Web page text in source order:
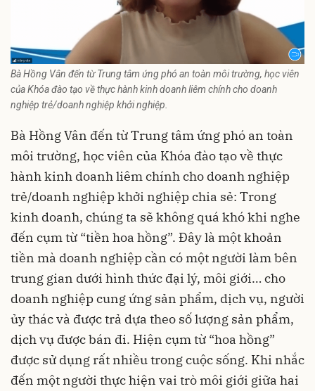
Bà Hồng Vân đến từ Trung tâm ứng phó an toàn môi trường, học viên
của Khóa đào tạo về thực hành kinh doanh liêm chính cho doanh
nghiệp trẻ/doanh nghiệp khởi nghiệp.
Bà Hồng Vân đến từ Trung tâm ứng phó an toàn
môi trường, học viên của Khóa đào tạo về thực
hành kinh doanh liêm chính cho doanh nghiệp
trẻ/doanh nghiệp khởi nghiệp chia sẻ: Trong
kinh doanh, chúng ta sẽ không quá khó khi nghe
đến cụm từ “tiền hoa hồng”. Đây là một khoản
tiền mà doanh nghiệp cần có một người làm bên
trung gian dưới hình thức đại lý, môi giới… cho
doanh nghiệp cung ứng sản phẩm, dịch vụ, người
ủy thác và được trả dựa theo số lượng sản phẩm,
dịch vụ được bán đi. Hiện cụm từ “hoa hồng”
được sử dụng rất nhiều trong cuộc sống. Khi nhắc
đến một người thực hiện vai trò môi giới giữa hai